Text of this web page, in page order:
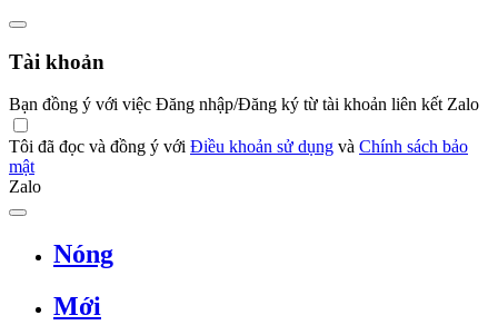
Tài khoản
Bạn đồng ý với việc Đăng nhập/Đăng ký từ tài khoản liên kết Zalo
Tôi đã đọc và đồng ý với Điều khoản sử dụng và Chính sách bảo
mật
Zalo
Nóng
Mới